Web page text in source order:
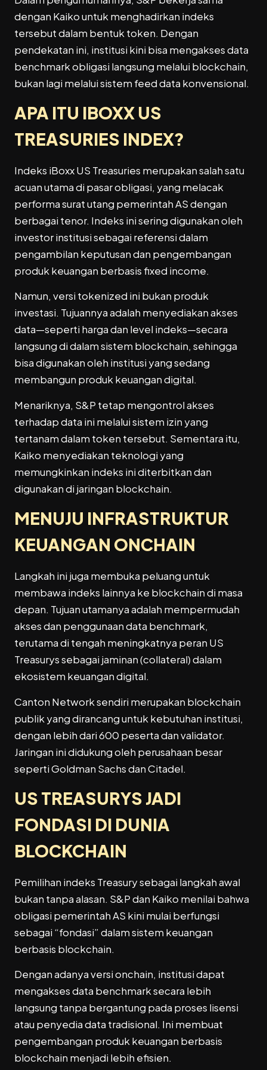
dengan Kaikountuk menghadirkan indeks
tersebut dalam bentuk token. Dengan
pendekatan ini, institusi kini bisa mengakses data
benchmark obligasi langsung melalui blockchain,
bukan lagi melalui sistem feed data konvensional.
APA ITU IBOXX US
TREASURIES INDEX?
Indeks iBoxx US Treasuries merupakan salah satu
acuan utama di pasar obligasi, yang melacak
performa surat utang pemerintah AS dengan
berbagai tenor. Indeks ini sering digunakan oleh
investor institusi sebagai referensi dalam
pengambilan keputusan dan pengembangan
produk keuangan berbasis fixed income.
Namun, versi tokenized ini bukan produk
investasi. Tujuannya adalah menyediakan akses
data—seperti harga dan level indeks—secara
langsung di dalam sistem blockchain, sehingga
bisa digunakan oleh institusi yang sedang
membangun produk keuangan digital.
Menariknya, S&P tetap mengontrol akses
terhadap data ini melalui sistem izin yang
tertanam dalam token tersebut. Sementara itu,
Kaiko menyediakan teknologi yang
memungkinkan indeks ini diterbitkan dan
digunakan di jaringan blockchain.
MENUJU INFRASTRUKTUR
KEUANGAN ONCHAIN
Langkah ini juga membuka peluang untuk
membawa indeks lainnya ke blockchain di masa
depan. Tujuan utamanya adalah mempermudah
akses dan penggunaan data benchmark,
terutama di tengah meningkatnya peran US
Treasurys sebagai jaminan (collateral) dalam
ekosistem keuangan digital.
Canton Network sendiri merupakan blockchain
publik yang dirancang untuk kebutuhan institusi,
dengan lebih dari 600 peserta dan validator.
Jaringan ini didukung oleh perusahaan besar
seperti Goldman Sachs dan Citadel.
US TREASURYS JADI
FONDASI DI DUNIA
BLOCKCHAIN
Pemilihan indeks Treasury sebagai langkah awal
bukan tanpa alasan. S&P dan Kaiko menilai bahwa
obligasi pemerintah AS kini mulai berfungsi
sebagai “fondasi” dalam sistem keuangan
berbasis blockchain.
Dengan adanya versi onchain, institusi dapat
mengakses data benchmark secara lebih
langsung tanpa bergantung pada proses lisensi
atau penyedia data tradisional. Ini membuat
pengembangan produk keuangan berbasis
blockchain menjadi lebih efisien.